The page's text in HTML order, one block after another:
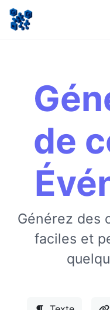
de
Générez des
faciles et